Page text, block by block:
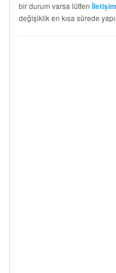
bir durum varsa lütfen İletişim
değişiklik en kısa sürede